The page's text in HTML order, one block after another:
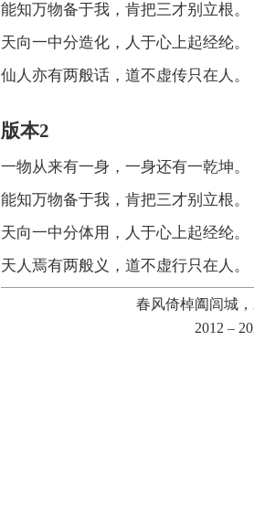
能知万物备于我，肯把三才别立根。
天向一中分造化，人于心上起经纶。
仙人亦有两般话，道不虚传只在人。
版本2
一物从来有一身，一身还有一乾坤。
能知万物备于我，肯把三才别立根。
天向一中分体用，人于心上起经纶。
天人焉有两般义，道不虚行只在人。
春风倚棹阖闾城
2012 –